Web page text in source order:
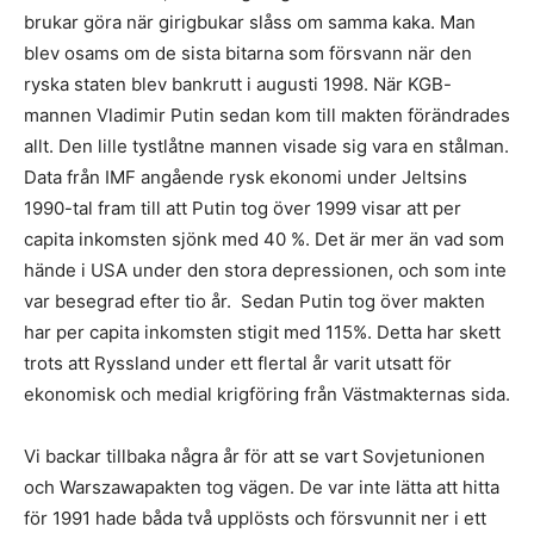
brukar göra när girigbukar slåss om samma kaka. Man
blev osams om de sista bitarna som försvann när den
ryska staten blev bankrutt i augusti 1998. När KGB-
mannen Vladimir Putin sedan kom till makten förändrades
allt. Den lille tystlåtne mannen visade sig vara en stålman.
Data från IMF angående rysk ekonomi under Jeltsins
1990-tal fram till att Putin tog över 1999 visar att per
capita inkomsten sjönk med 40 %. Det är mer än vad som
hände i USA under den stora depressionen, och som inte
var besegrad efter tio år. Sedan Putin tog över makten
har per capita inkomsten stigit med 115%. Detta har skett
trots att Ryssland under ett flertal år varit utsatt för
ekonomisk och medial krigföring från Västmakternas sida.
Vi backar tillbaka några år för att se vart Sovjetunionen
och Warszawapakten tog vägen. De var inte lätta att hitta
för 1991 hade båda två upplösts och försvunnit ner i ett